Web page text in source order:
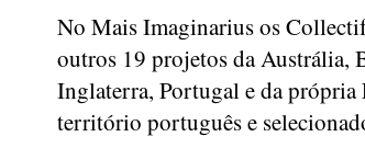
No Mais Imaginarius os
outros 19 projetos da Austrália,
Inglaterra, Portugal e da própria
território português e